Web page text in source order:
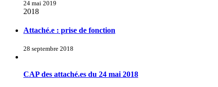
24 mai 2019
2018
Attaché.e : prise de fonction
28 septembre 2018
CAP des attaché.es du 24 mai 2018